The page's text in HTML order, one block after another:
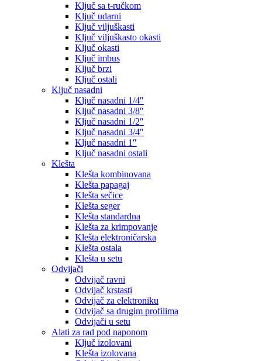
Ključ sa t-ručkom
Ključ udarni
Ključ viljuškasti
Ključ viljuškasto okasti
Ključ okasti
Ključ imbus
Ključ brzi
Ključ ostali
Ključ nasadni
Ključ nasadni 1/4″
Ključ nasadni 3/8″
Ključ nasadni 1/2″
Ključ nasadni 3/4″
Ključ nasadni 1″
Ključ nasadni ostali
Klešta
Klešta kombinovana
Klešta papagaj
Klešta sečice
Klešta seger
Klešta standardna
Klešta za krimpovanje
Klešta elektroničarska
Klešta ostala
Klešta u setu
Odvijači
Odvijač ravni
Odvijač krstasti
Odvijač za elektroniku
Odvijač sa drugim profilima
Odvijači u setu
Alati za rad pod naponom
Ključ izolovani
Klešta izolovana